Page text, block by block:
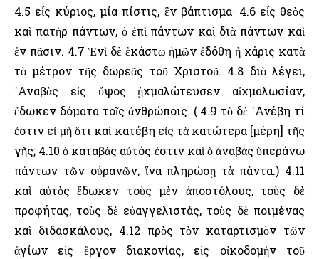
4.5 εἷς κύριος, μία πίστις, ἓν βάπτισμα· 4.6 εἷς θεὸς
καὶ πατὴρ πάντων, ὁ ἐπὶ πάντων καὶ διὰ πάντων καὶ
ἐν πᾶσιν. 4.7 Ἑνὶ δὲ ἑκάστῳ ἡμῶν ἐδόθη ἡ χάρις κατὰ
τὸ μέτρον τῆς δωρεᾶς τοῦ Χριστοῦ. 4.8 διὸ λέγει,
᾽Αναβὰς εἰς ὕψος ᾐχμαλώτευσεν αἰχμαλωσίαν,
ἔδωκεν δόματα τοῖς ἀνθρώποις. ( 4.9 τὸ δὲ ᾽Ανέβη τί
ἐστιν εἰ μὴ ὅτι καὶ κατέβη εἰς τὰ κατώτερα [μέρη] τῆς
γῆς; 4.10 ὁ καταβὰς αὐτός ἐστιν καὶ ὁ ἀναβὰς ὑπεράνω
πάντων τῶν οὐρανῶν, ἵνα πληρώσῃ τὰ πάντα.) 4.11
καὶ αὐτὸς ἔδωκεν τοὺς μὲν ἀποστόλους, τοὺς δὲ
προφήτας, τοὺς δὲ εὐαγγελιστάς, τοὺς δὲ ποιμένας
καὶ διδασκάλους, 4.12 πρὸς τὸν καταρτισμὸν τῶν
ἁγίων εἰς ἔργον διακονίας, εἰς οἰκοδομὴν τοῦ